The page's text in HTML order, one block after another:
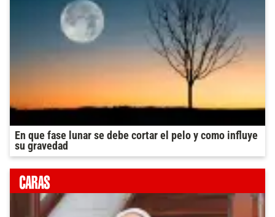
En que fase lunar se debe cortar el pelo y como influye
su gravedad